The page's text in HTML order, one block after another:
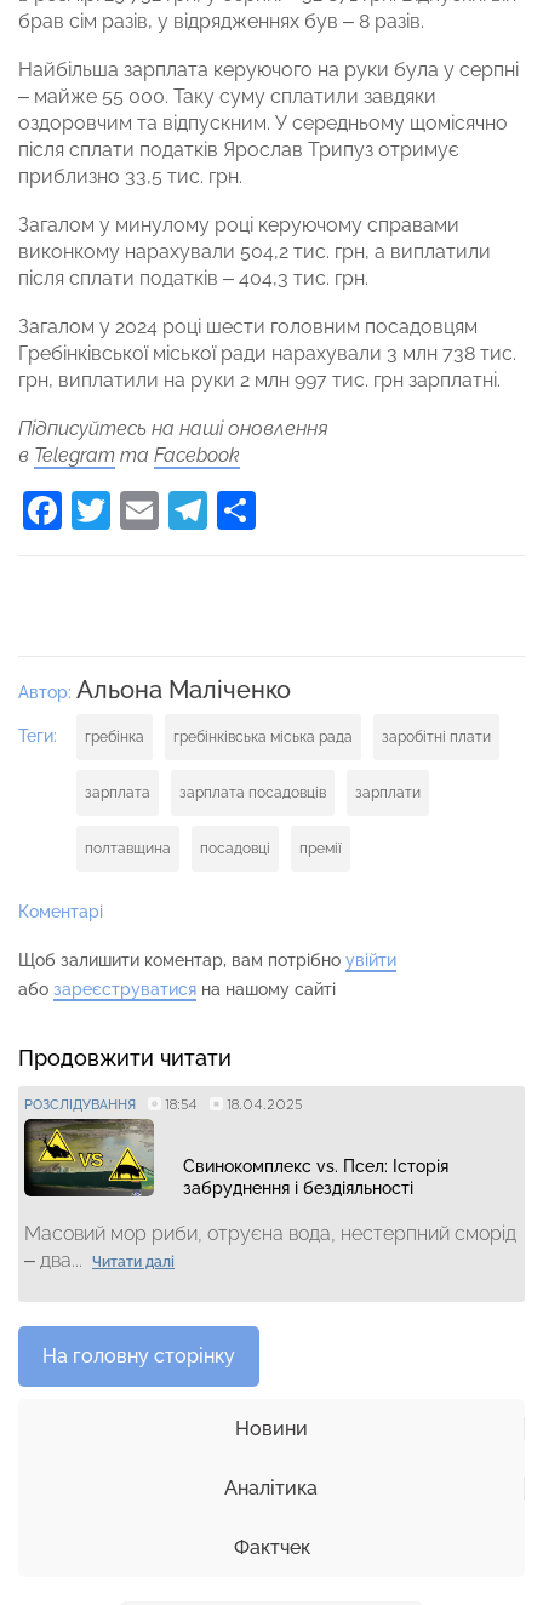
брав сім разів, у відрядженнях був – 8 разів.
Найбільша зарплата керуючого на руки була у серпні
– майже 55 000. Таку суму сплатили завдяки
оздоровчим та відпускним. У середньому щомісячно
після сплати податків Ярослав Трипуз отримує
приблизно 33,5 тис. грн.
Загалом у минулому році керуючому справами
виконкому нарахували 504,2 тис. грн, а виплатили
після сплати податків – 404,3 тис. грн.
Загалом у 2024 році шести головним посадовцям
Гребінківської міської ради нарахували 3 млн 738 тис.
грн, виплатили на руки 2 млн 997 тис. грн зарплатні.
Підписуйтесь на наші оновлення
в Telegram та Facebook
Facebook
Twitter
EmailTelegram
Автор: Альона Маліченко
Теги: гребінка гребінківська міська рада заробітні плати
зарплата зарплата посадовців зарплати
полтавщина посадовці премії
Коментарі
Щоб залишити коментар, вам потрібно увійти
або зареєструватися на нашому сайті
Продовжити читати
РОЗСЛІДУВАННЯ 18:54 18.04.2025
Свинокомплекс vs. Псел: Історія
забруднення і бездіяльності
Масовий мор риби, отруєна вода, нестерпний сморід
– два...
Читати далі
На головну сторінку
Новини
Аналітика
Фактчек